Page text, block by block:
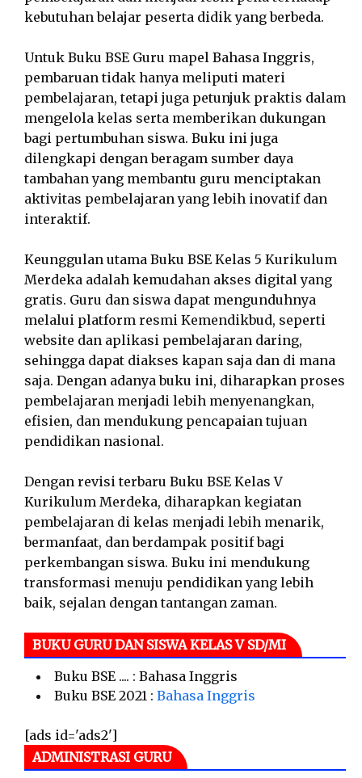
kebutuhan belajar peserta didik yang berbeda.
Untuk Buku BSE Guru mapel Bahasa Inggris,
pembaruan tidak hanya meliputi materi
pembelajaran, tetapi juga petunjuk praktis dalam
mengelola kelas serta memberikan dukungan
bagi pertumbuhan siswa. Buku ini juga
dilengkapi dengan beragam sumber daya
tambahan yang membantu guru menciptakan
aktivitas pembelajaran yang lebih inovatif dan
interaktif.
Keunggulan utama Buku BSE Kelas 5 Kurikulum
Merdeka adalah kemudahan akses digital yang
gratis. Guru dan siswa dapat mengunduhnya
melalui platform resmi Kemendikbud, seperti
website dan aplikasi pembelajaran daring,
sehingga dapat diakses kapan saja dan di mana
saja. Dengan adanya buku ini, diharapkan proses
pembelajaran menjadi lebih menyenangkan,
efisien, dan mendukung pencapaian tujuan
pendidikan nasional.
Dengan revisi terbaru Buku BSE Kelas V
Kurikulum Merdeka, diharapkan kegiatan
pembelajaran di kelas menjadi lebih menarik,
bermanfaat, dan berdampak positif bagi
perkembangan siswa. Buku ini mendukung
transformasi menuju pendidikan yang lebih
baik, sejalan dengan tantangan zaman.
BUKU GURU DAN SISWA KELAS V SD/MI
Buku BSE .... : Bahasa Inggris
Buku BSE 2021 : Bahasa Inggris
[ads id='ads2']
ADMINISTRASI GURU